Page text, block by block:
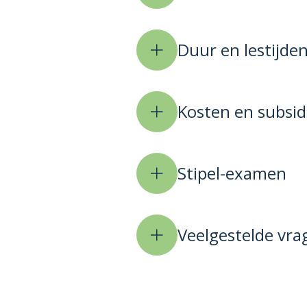
Duur en lestijden
Kosten en
Stipel-examen
Veelgestelde